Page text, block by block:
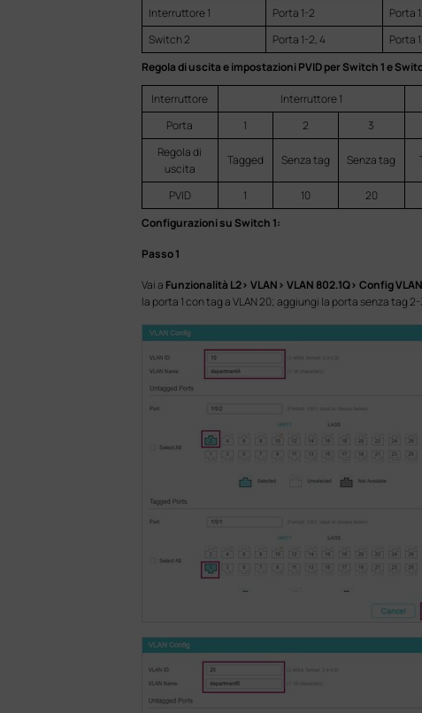
Interruttore 1
Porta 1-2 Porta
Switch 2
Porta 1-2, 4 Porta
Regola di uscita e impostazioni PVID per Switch 1 e
Interruttore Interruttore 1
Porta
1 2 3
Regola di
uscita
Tagged Senza tag Senza tag
PVID
1 10 20
Configurazioni su Switch 1:
Passo 1
Vai a Funzionalità L2> VLAN> VLAN 802.1Q> Config VLAN
la porta 1 con tag a VLAN 20; aggiungi la porta senza tag